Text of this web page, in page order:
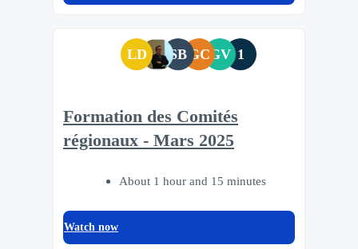
LD SB GCGV 1
Formation des Comités
régionaux - Mars 2025
About 1 hour and 15 minutes
Watch now